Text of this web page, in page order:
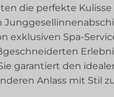
die perfekte Kulisse
exklusiven Spa-
garantiert den
Anlass mit Stil